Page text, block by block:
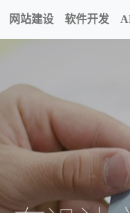
网站建设 软件开发